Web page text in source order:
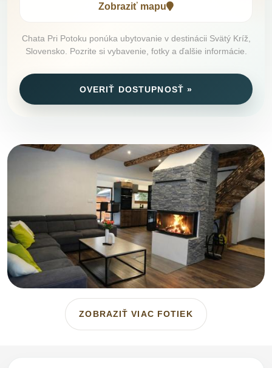
Zobraziť mapu
Chata Pri Potoku ponúka ubytovanie v destinácii Svätý Kríž,
Slovensko. Pozrite si vybavenie, fotky a ďalšie informácie.
OVERIŤ DOSTUPNOSŤ »
ZOBRAZIŤ VIAC FOTIEK